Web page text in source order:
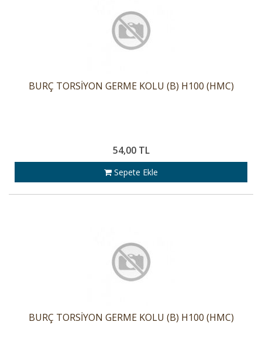
BURÇ TORSİYON GERME KOLU (B) H100 (HMC)
54,00 TL
Sepete Ekle
BURÇ TORSİYON GERME KOLU (B) H100 (HMC)